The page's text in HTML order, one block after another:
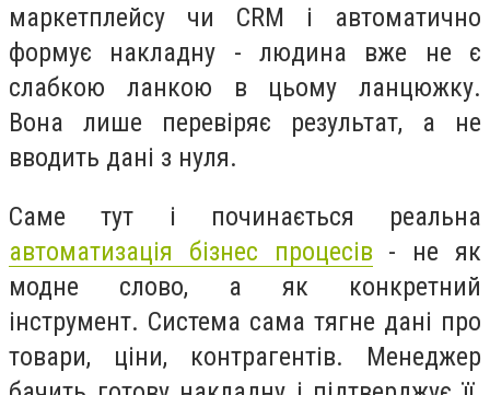
маркетплейсу чи CRM і автоматично
формує накладну - людина вже не є
слабкою ланкою в цьому ланцюжку.
Вона лише перевіряє результат, а не
вводить дані з нуля.
Саме тут і починається реальна
автоматизація бізнес процесів - не як
модне слово, а як конкретний
інструмент. Система сама тягне дані про
товари, ціни, контрагентів. Менеджер